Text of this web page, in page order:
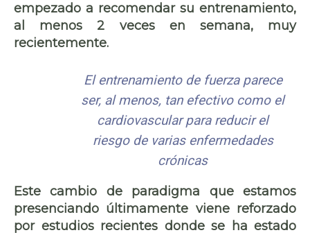
empezado a recomendar su entrenamiento,
al menos 2 veces en semana, muy
recientemente.
El entrenamiento de fuerza parece
ser, al menos, tan efectivo como el
cardiovascular para reducir el
riesgo de varias enfermedades
crónicas
Este cambio de paradigma que estamos
presenciando últimamente viene reforzado
por estudios recientes donde se ha estado